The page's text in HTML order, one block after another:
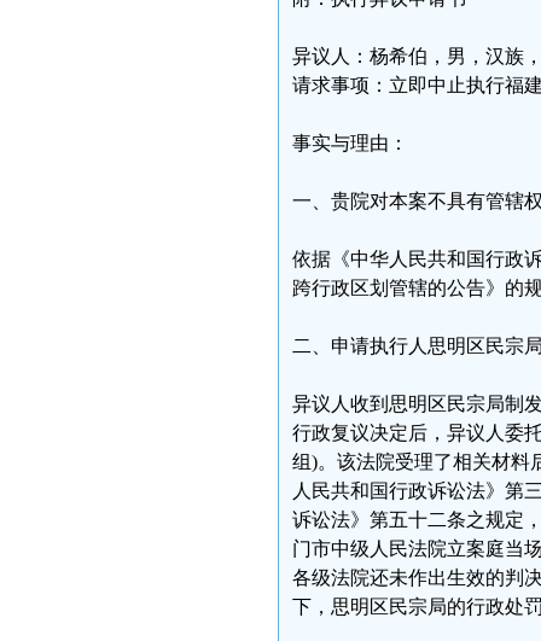
异议人：杨希伯，男，汉族
请求事项：立即中止执行福
事实与理由：
一、贵院对本案不具有管辖
依据《中华人民共和国行政
跨行政区划管辖的公告》的
二、申请执行人思明区民宗
异议人收到思明区民宗局制
行政复议决定后，异议人委
组)。该法院受理了相关材料
人民共和国行政诉讼法》第
诉讼法》第五十二条之规定
门市中级人民法院立案庭当
各级法院还未作出生效的判
下，思明区民宗局的行政处